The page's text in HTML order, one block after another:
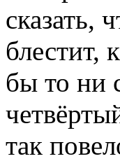
сказать,
блестит,
бы то ни
так